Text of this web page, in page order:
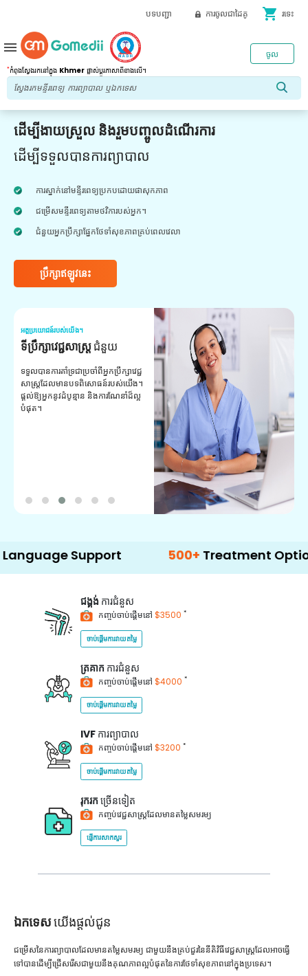
បទបញ្ជា ការចូលជាដៃគូ shopping_cart រទេះ
*កំពុងស្វែងរកនៅក្នុង Khmer ផ្លាស់ប្តូរភាសាពីខាងលើ។
ចូល
menu
ដើម្បីងាយស្រួល និងរួមបញ្ចូលដំណើរការ
ដើម្បីទទួលបានការព្យាបាល
ការស្នាក់នៅមន្ទីរពេទ្យប្រកបដោយផាសុកភាព
ជម្រើសមន្ទីរពេទ្យតាមថវិការបស់អ្នក។
ជំនួយអ្នកប្រឹក្សាផ្នែកថែទាំសុខភាពគ្រប់ពេលវេលា
ប្រឹក្សាឥឡូវនេះ
អត្ថប្រយោជន៍របស់យើង។
ទីប្រឹក្សាវេជ្ជសាស្ត្រជំនួយ
ទទួលបានការគាំទ្រជាប្រចាំពីអ្នកប្រឹក្សាវេជ្ជ
សាស្ត្រដែលមានបទពិសោធន៍របស់យើង។
ផ្តល់ឱ្យអ្នកនូវដំបូន្មាន និងការណែនាំដ៏ល្អ
បំផុត។
Support 500+ Treatment Options
ជង្គង់ ការជំនួស
កញ្ចប់ចាប់ផ្តើមនៅ $3500 *
ចាប់ផ្តើមការវាយតម្លៃ
ត្រគាក ការជំនួស
កញ្ចប់ចាប់ផ្តើមនៅ $4000 *
ចាប់ផ្តើមការវាយតម្លៃ
IVF ការព្យាបាល
កញ្ចប់ចាប់ផ្តើមនៅ $3200 *
ចាប់ផ្តើមការវាយតម្លៃ
រុករក ច្រើនទៀត
កញ្ចប់វេជ្ជសាស្ត្រដែលមានតម្លៃសមរម្យ
ផ្ញើការសាកសួរ
ឯកទេសយើងផ្តល់ជូន
ជម្រើសនៃការព្យាបាលដែលមានតម្លៃសមរម្យ ជាមួយនឹងគ្រប់ជួរនៃនីតិវិធីវេជ្ជសាស្រ្តដែលអាចធ្វើ
ទៅបានដើម្បីជ្រើសរើសជាមួយនឹងគុណភាពល្អបំផុតនៃការថែទាំសុខភាពនៅក្នុងប្រទេស។